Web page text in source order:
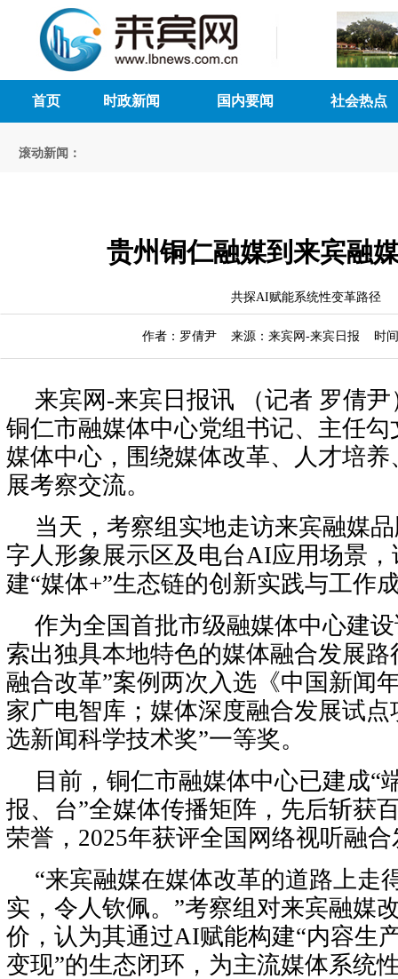
首页 时政新闻 国内要闻 社会热点
滚动新闻：
贵州铜仁融媒到来宾融
共探AI赋能系统性变革路径
作者：罗倩尹 来源：来宾网-来宾日报 时间
来宾网-来宾日报讯 （记者 罗倩
铜仁市融媒体中心党组书记、主任
媒体中心，围绕媒体改革、人才培
展考察交流。
当天，考察组实地走访来宾融媒
字人形象展示区及电台AI应用场景
建“媒体+”生态链的创新实践与工作
作为全国首批市级融媒体中心建
索出独具本地特色的媒体融合发展
融合改革”案例两次入选《中国新闻
家广电智库；媒体深度融合发展试点
选新闻科学技术奖”一等奖。
目前，铜仁市融媒体中心已建成“
报、台”全媒体传播矩阵，先后斩获
荣誉，2025年获评全国网络视听融
“来宾融媒在媒体改革的道路上走
实，令人钦佩。”考察组对来宾融媒
价，认为其通过AI赋能构建“内容
变现”的生态闭环，为主流媒体系统